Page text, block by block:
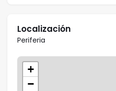
Localización
Periferia
+
−